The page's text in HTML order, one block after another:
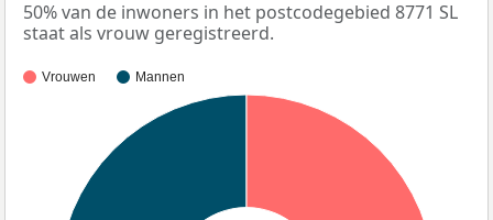
50% van de inwoners in het postcodegebied 8771 SL
staat als vrouw geregistreerd.
Vrouwen Mannen